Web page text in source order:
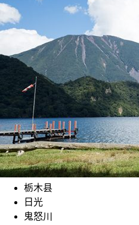
栃木县
日光
鬼怒川